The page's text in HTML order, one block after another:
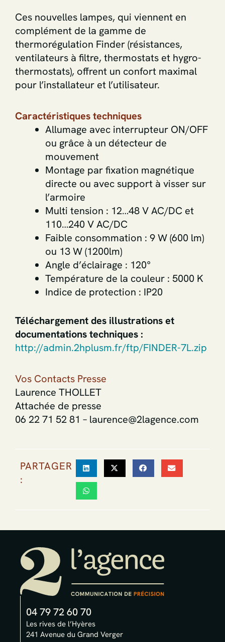
Ces nouvelles lampes, qui viennent en
complément de la gamme de
thermorégulation Finder (résistances,
ventilateurs à filtre, thermostats et hygro-
thermostats), offrent un confort maximal
pour l’installateur et l’utilisateur.
Caractéristiques techniques
Allumage avec interrupteur ON/OFF
ou grâce à un détecteur de
mouvement
Montage par fixation magnétique
directe ou avec support à visser sur
l’armoire
Multi tension : 12…48 V AC/DC et
110…240 V AC/DC
Faible consommation : 9 W (600 lm)
ou 13 W (1200lm)
Angle d’éclairage : 120°
Température de la couleur : 5000 K
Indice de protection : IP20
Téléchargement des illustrations et
documentations techniques :
http://admin.2hplusm.fr/ftp/FINDER-7L.zip
Vos Contacts Presse
Laurence THOLLET
Attachée de presse
06 22 71 52 81 – laurence@2lagence.com
PARTAGER
:
04 79 72 60 70
Les rives de l’Hyères
241 Avenue du Grand Verger